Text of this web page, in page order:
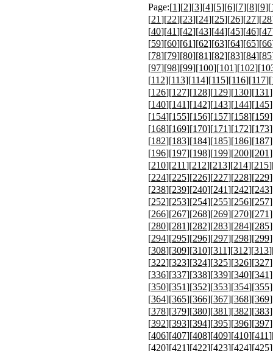
Page:[1][2][3][4][5][6][7][8][9][
[21][22][23][24][25][26][27][28
[40][41][42][43][44][45][46][47
[59][60][61][62][63][64][65][66
[78][79][80][81][82][83][84][85
[97][98][99][100][101][102][
[112][113][114][115][116][117][
[126][127][128][129][130][131
[140][141][142][143][144][145
[154][155][156][157][158][159
[168][169][170][171][172][173
[182][183][184][185][186][187
[196][197][198][199][200][201
[210][211][212][213][214][215
[224][225][226][227][228][229
[238][239][240][241][242][243
[252][253][254][255][256][257
[266][267][268][269][270][271
[280][281][282][283][284][285
[294][295][296][297][298][299
[308][309][310][311][312][313
[322][323][324][325][326][327
[336][337][338][339][340][341
[350][351][352][353][354][355
[364][365][366][367][368][369
[378][379][380][381][382][383
[392][393][394][395][396][397
[406][407][408][409][410][411
[420][421][422][423][424][425